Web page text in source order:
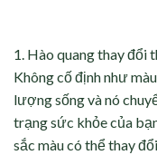
1. Hào quang thay đổi
Không cố định như
lượng sống và nó
trạng sức khỏe của
sắc màu có thể thay